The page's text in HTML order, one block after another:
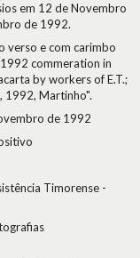
em 12 de Novembro
de 1992.
verso e com carimbo
commeration in
by workers of E.T.;
1992, Martinho".
de 1992
Timorense -